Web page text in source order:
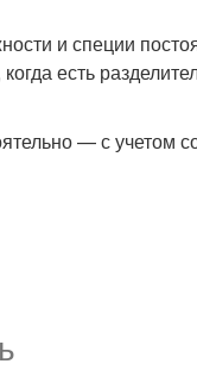
и специи
есть
— с